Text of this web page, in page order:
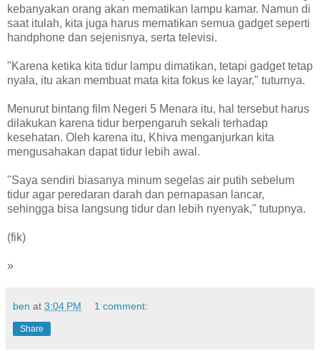
kebanyakan orang akan mematikan lampu kamar. Namun di
saat itulah, kita juga harus mematikan semua gadget seperti
handphone dan sejenisnya, serta televisi.
"Karena ketika kita tidur lampu dimatikan, tetapi gadget tetap
nyala, itu akan membuat mata kita fokus ke layar," tuturnya.
Menurut bintang film Negeri 5 Menara itu, hal tersebut harus
dilakukan karena tidur berpengaruh sekali terhadap
kesehatan. Oleh karena itu, Khiva menganjurkan kita
mengusahakan dapat tidur lebih awal.
"Saya sendiri biasanya minum segelas air putih sebelum
tidur agar peredaran darah dan pernapasan lancar,
sehingga bisa langsung tidur dan lebih nyenyak," tutupnya.
(fik)
»
ben at 3:04 PM 1 comment:
Share